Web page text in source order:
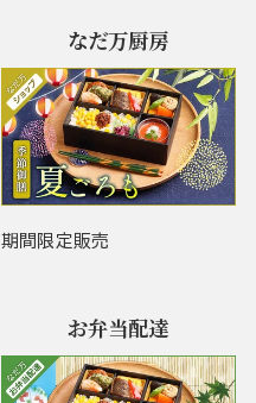
なだ万厨房
期間限定販売
お弁当配達